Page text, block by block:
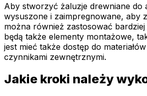
Aby stworzyć żaluzje drewniane do
wysuszone i zaimpregnowane, aby
można również zastosować
będą także elementy montażowe,
jest mieć także dostęp do
czynnikami zewnętrznymi.
Jakie kroki należy